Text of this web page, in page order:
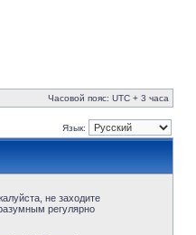
Часовой пояс: UTC + 3 часа
Язык:
не заходите
регулярно